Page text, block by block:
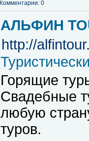
Комментарии: 0
АЛЬФИН
http://
Горящие
Свадебные
любую
туров.